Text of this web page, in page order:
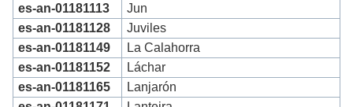
es-an-01181113
Jun
es-an-01181128
Juviles
es-an-01181149
La Calahorra
es-an-01181152
Láchar
es-an-01181165
Lanjarón